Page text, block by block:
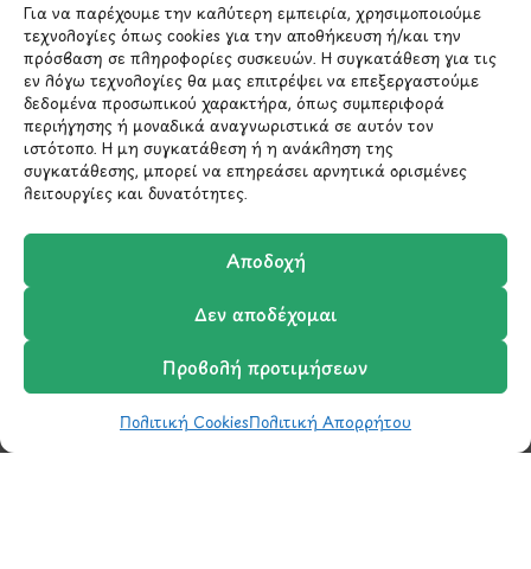
Για να παρέχουμε την καλύτερη εμπειρία, χρησιμοποιούμε
τεχνολογίες όπως cookies για την αποθήκευση ή/και την
πρόσβαση σε πληροφορίες συσκευών. Η συγκατάθεση για τις
εν λόγω τεχνολογίες θα μας επιτρέψει να επεξεργαστούμε
δεδομένα προσωπικού χαρακτήρα, όπως συμπεριφορά
περιήγησης ή μοναδικά αναγνωριστικά σε αυτόν τον
ιστότοπο. Η μη συγκατάθεση ή η ανάκληση της
συγκατάθεσης, μπορεί να επηρεάσει αρνητικά ορισμένες
λειτουργίες και δυνατότητες.
Αποδοχή
Δεν αποδέχομαι
Προβολή προτιμήσεων
Πολιτική CookiesΠολιτική Απορρήτου
210 6522282
info@ypografi.com
Έχετε ερωτήσεις σχετικά με ένα προϊόν ή μια
παραγγελία; Στείλτε μας ένα email και θα
επικοινωνήσουμε σύντομα μαζί σας.
ΚαλάθιΣύγκριση
Ο Λογαριασμός μου